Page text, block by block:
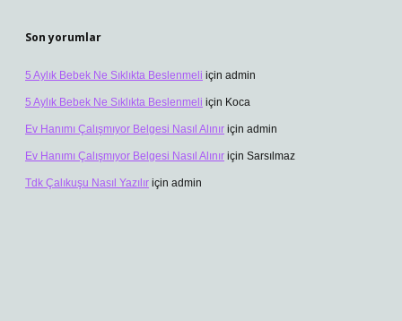
Son yorumlar
5 Aylık Bebek Ne Sıklıkta Beslenmeli için admin
5 Aylık Bebek Ne Sıklıkta Beslenmeli için Koca
Ev Hanımı Çalışmıyor Belgesi Nasıl Alınır için admin
Ev Hanımı Çalışmıyor Belgesi Nasıl Alınır için Sarsılmaz
Tdk Çalıkuşu Nasıl Yazılır için admin